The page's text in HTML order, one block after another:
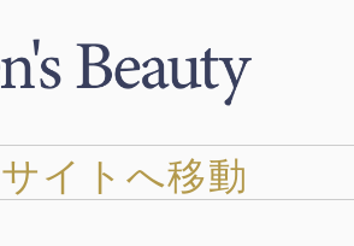
イトへ移動